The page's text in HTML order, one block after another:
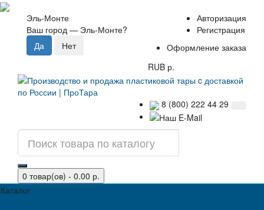
Эль-Монте
Ваш город — Эль-Монте?
Авторизация
Регистрация
Оформление заказа
RUB р.
8 (800) 222 44 29
0 товар(ов) - 0.00 р.
Каталог